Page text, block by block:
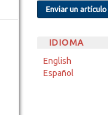
Enviar un artículo
IDIOMA
English
Español